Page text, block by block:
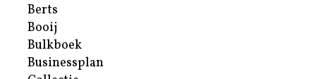
Berts
Booij
Bulkboek
Businessplan